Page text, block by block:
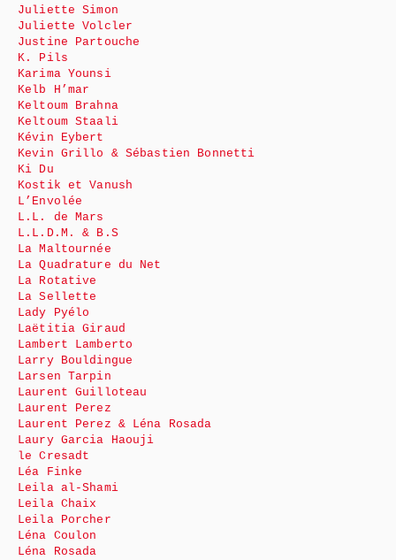
Juliette Simon
Juliette Volcler
Justine Partouche
K. Pils
Karima Younsi
Kelb H’mar
Keltoum Brahna
Keltoum Staali
Kévin Eybert
Kevin Grillo & Sébastien Bonnetti
Ki Du
Kostik et Vanush
L’Envolée
L.L. de Mars
L.L.D.M. & B.S
La Maltournée
La Quadrature du Net
La Rotative
La Sellette
Lady Pyélo
Laëtitia Giraud
Lambert Lamberto
Larry Bouldingue
Larsen Tarpin
Laurent Guilloteau
Laurent Perez
Laurent Perez & Léna Rosada
Laury Garcia Haouji
le Cresadt
Léa Finke
Leila al-Shami
Leila Chaix
Leila Porcher
Léna Coulon
Léna Rosada